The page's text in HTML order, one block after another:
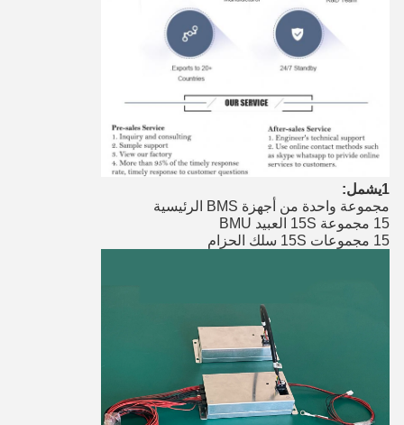
1يشمل:
مجموعة واحدة من أجهزة BMS الرئيسية
15 مجموعة 15S العبيد BMU
15 مجموعات 15S سلك الحزام